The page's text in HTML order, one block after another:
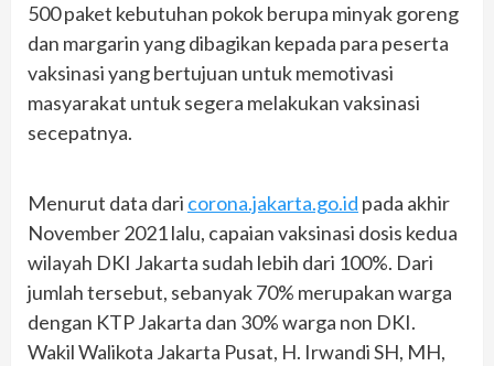
500 paket kebutuhan pokok berupa minyak goreng
dan margarin yang dibagikan kepada para peserta
vaksinasi yang bertujuan untuk memotivasi
masyarakat untuk segera melakukan vaksinasi
secepatnya.
Menurut data dari corona.jakarta.go.id pada akhir
November 2021 lalu, capaian vaksinasi dosis kedua
wilayah DKI Jakarta sudah lebih dari 100%. Dari
jumlah tersebut, sebanyak 70% merupakan warga
dengan KTP Jakarta dan 30% warga non DKI.
Wakil Walikota Jakarta Pusat, H. Irwandi SH, MH,